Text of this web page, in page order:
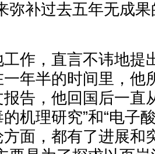
弥补过去五年无成果
作，直言不讳地提
一年半的时间里，他
告，他回国后一直
机理研究”和“电子
面，都有了进展和